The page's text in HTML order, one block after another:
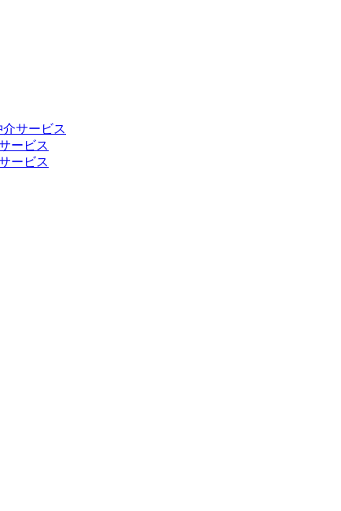
サービス
ービス
ービス